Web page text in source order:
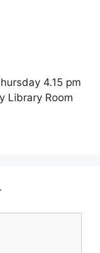
4.15 pm
Library Room